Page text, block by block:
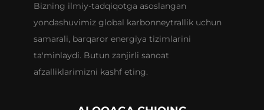
Bizning ilmiy-tadqiqotga asoslangan
yondashuvimiz global karbonneytrallik uchun
samarali, barqaror energiya tizimlarini
ta'minlaydi. Butun zanjirli sanoat
afzalliklarimizni kashf eting.